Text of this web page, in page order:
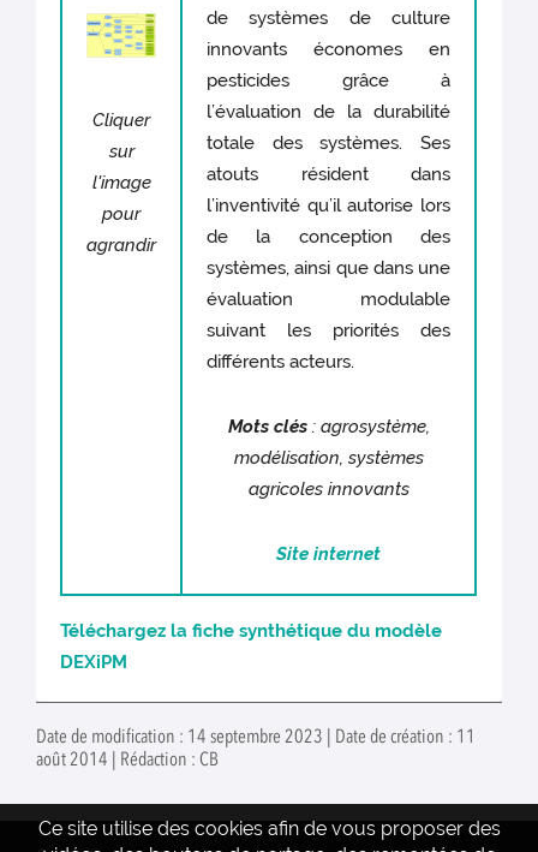
Cliquer
sur
l'image
pour
agrandir
de systèmes de culture
innovants économes en
pesticides grâce à
l’évaluation de la durabilité
totale des systèmes. Ses
atouts résident dans
l’inventivité qu’il autorise lors
de la conception des
systèmes, ainsi que dans une
évaluation modulable
suivant les priorités des
différents acteurs.
Mots clés : agrosystème,
modélisation, systèmes
agricoles innovants
Site internet
Téléchargez la fiche synthétique du modèle
DEXiPM
Date de modification : 14 septembre 2023 | Date de création : 11
août 2014 | Rédaction : CB
Ce site utilise des cookies afin de vous proposer des